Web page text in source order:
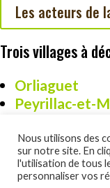
Les acteurs de
Trois villages à
Orliaguet
Peyrillac-et-
Nous utilisons des
sur notre site. En
l'utilisation de tous
personnaliser vos